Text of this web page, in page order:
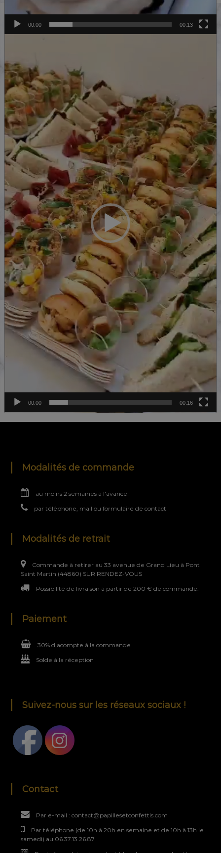
00:00 00:13
00:00 00:16
Modalités de commande
au moins 2 semaines à l'avance
par téléphone, mail ou formulaire de contact
Modalités de retrait
Commande à retirer au 33 avenue de Grand Lieu à Pont
Saint Martin (44860) SUR RENDEZ-VOUS
Possibilité de livraison à partir de 200 € de commande.
Paiement
30% d'acompte à la commande
Solde à la réception
Suivez-nous sur les réseaux sociaux !
Contact
Par e-mail : contact@papillesetconfettis.com
Par téléphone (de 10h à 20h en semaine et de 10h à 13h le
samedi) au 06.37.13.26.87